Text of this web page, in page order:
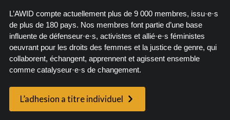
L’AWID compte actuellement plus de 9 000 membres, issu·e·s
de plus de 180 pays. Nos membres font partie d’une base
influente de défenseur·e·s, activistes et allié·e·s féministes
oeuvrant pour les droits des femmes et la justice de genre, qui
collaborent, échangent, apprennent et agissent ensemble
comme catalyseur·e·s de changement.
L’adhesion a titre individuel